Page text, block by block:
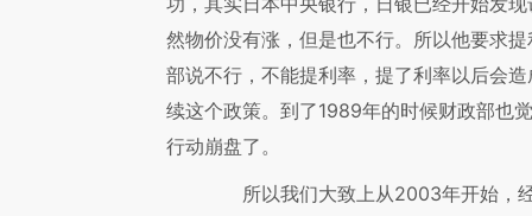
然物价没有涨，但是也不行。所以他要求
部说不行，不能提利率，提了利率以后会
续这个政策。到了1989年的时候财政部也
行动崩盘了。
所以我们大致上从2003年开始，经